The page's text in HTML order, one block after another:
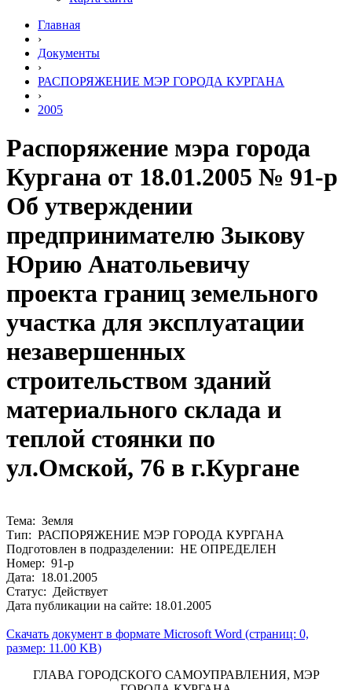
Главная
›
Документы
›
РАСПОРЯЖЕНИЕ МЭР ГОРОДА КУРГАНА
›
2005
Распоряжение мэра города
Кургана от 18.01.2005 № 91-р
Об утверждении
предпринимателю Зыкову
Юрию Анатольевичу
проекта границ земельного
участка для эксплуатации
незавершенных
строительством зданий
материального склада и
теплой стоянки по
ул.Омской, 76 в г.Кургане
Тема: Земля
Тип: РАСПОРЯЖЕНИЕ МЭР ГОРОДА КУРГАНА
Подготовлен в подразделении: НЕ ОПРЕДЕЛЕН
Номер: 91-р
Дата: 18.01.2005
Статус: Действует
Дата публикации на сайте: 18.01.2005
Скачать документ в формате Microsoft Word (страниц: 0,
размер: 11.00 KB)
ГЛАВА ГОРОДСКОГО САМОУПРАВЛЕНИЯ, МЭР